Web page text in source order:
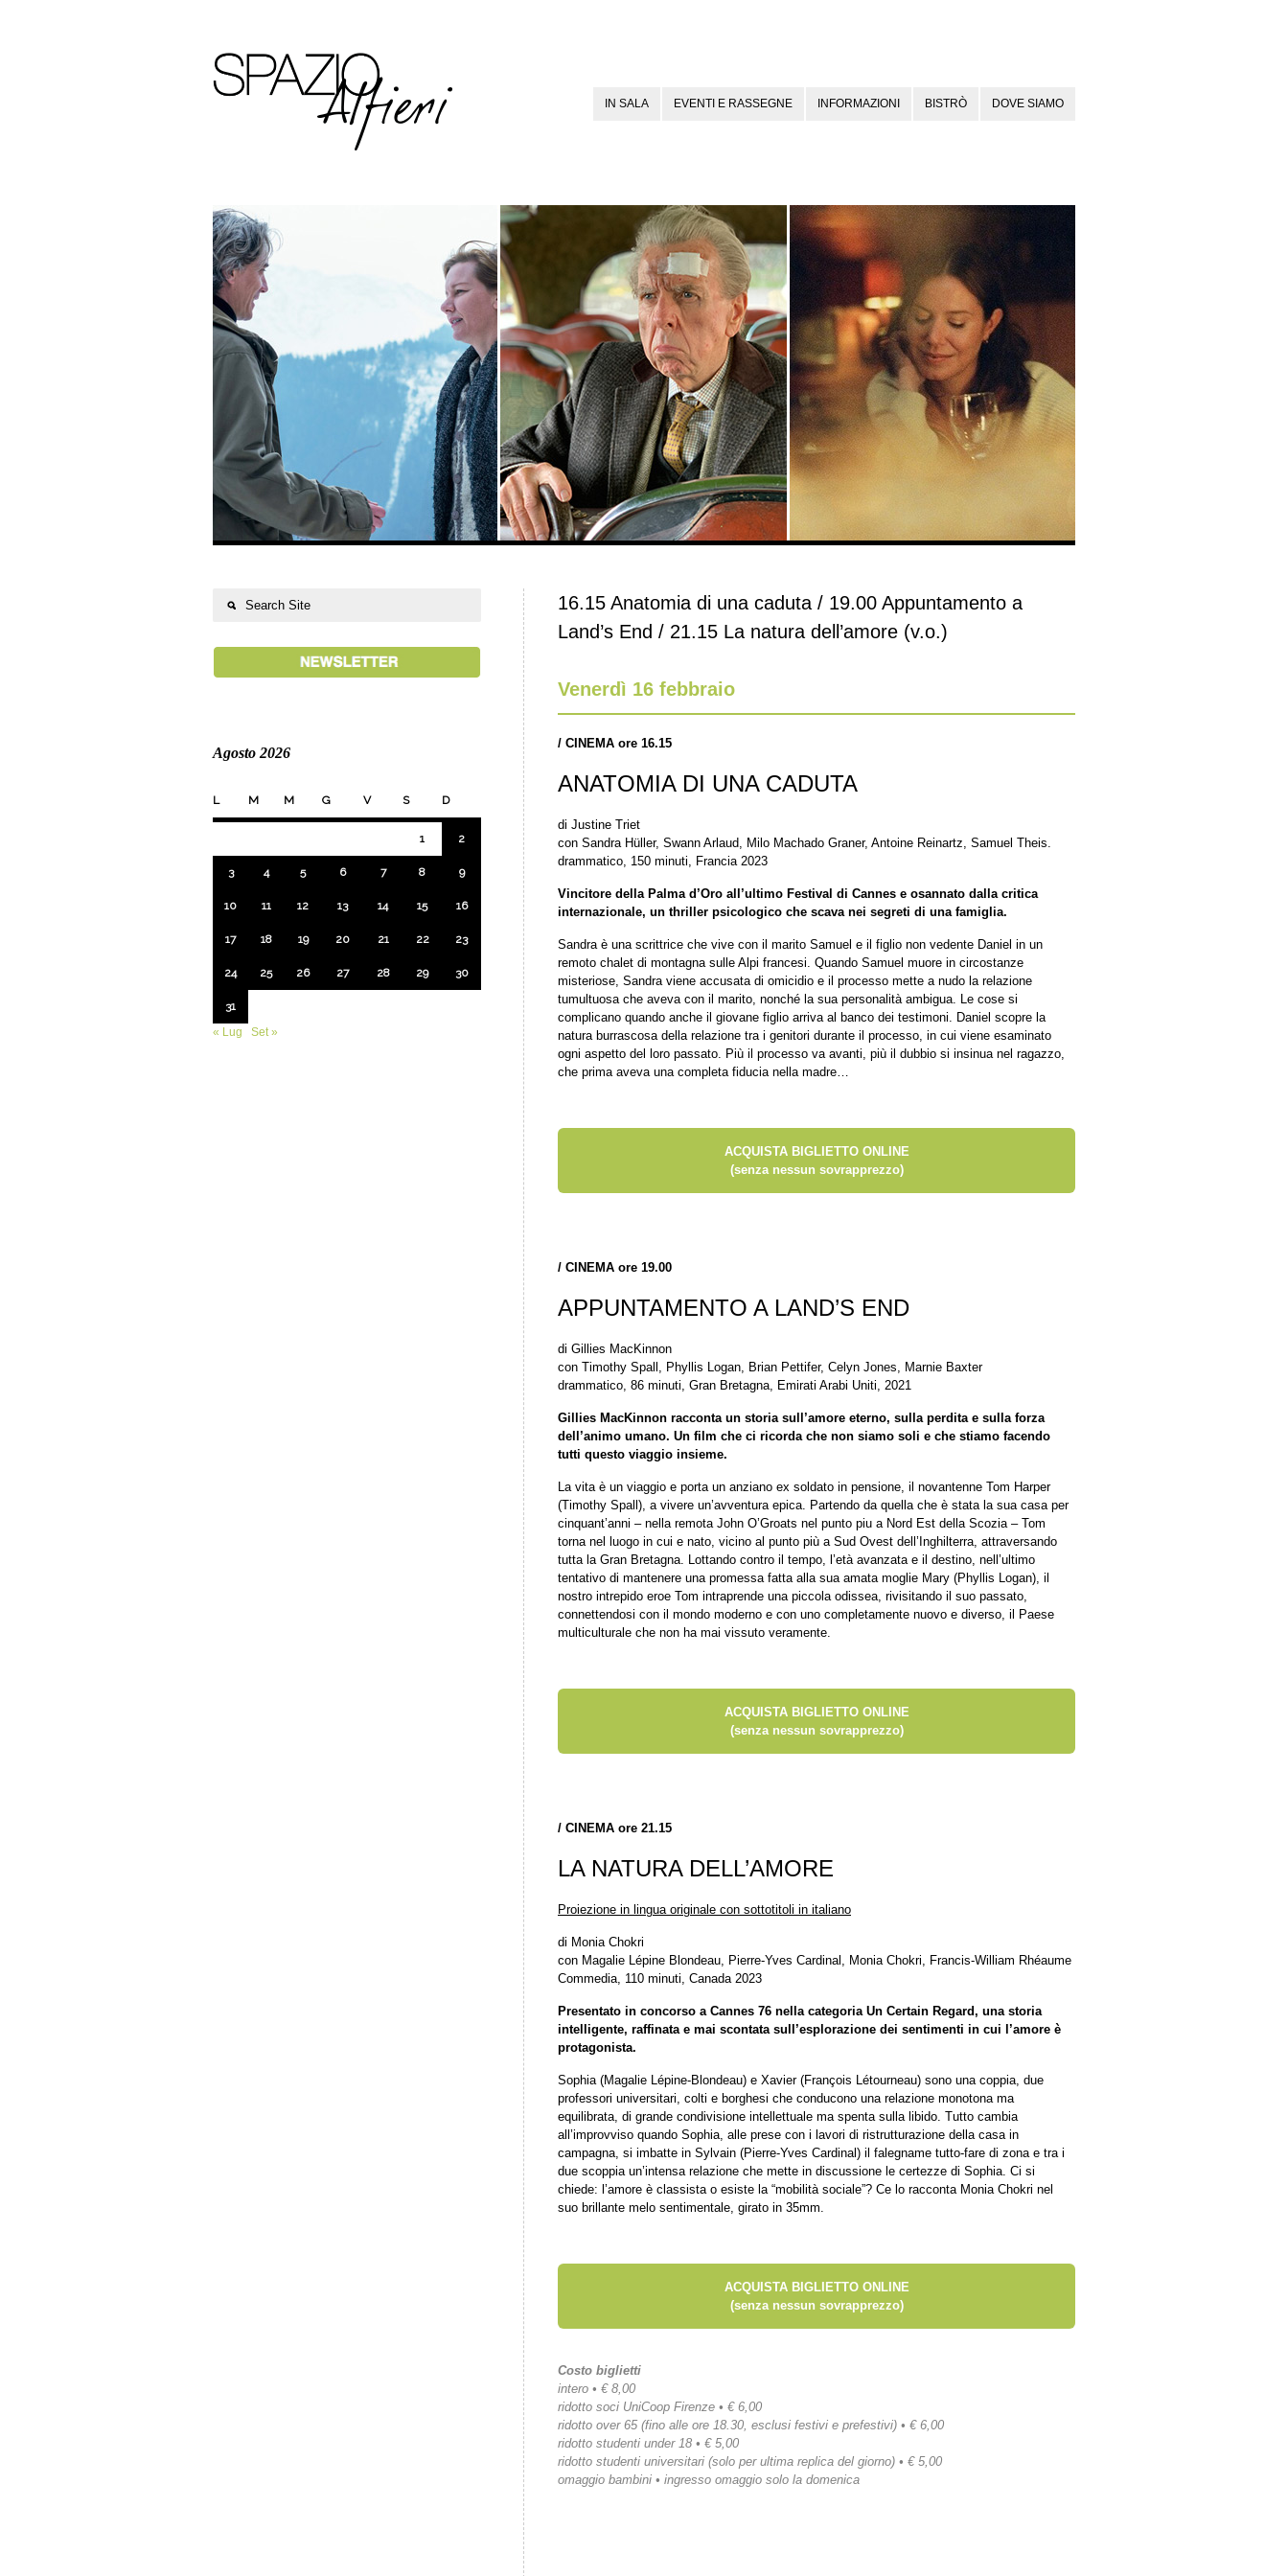
IN SALA EVENTI E RASSEGNE INFORMAZIONI BISTRÒ DOVE SIAMO
16.15 Anatomia di una caduta / 19.00 Appuntamento a
Land’s End / 21.15 La natura dell’amore (v.o.)
Venerdì 16 febbraio
/ CINEMA ore 16.15
ANATOMIA DI UNA CADUTA
di Justine Triet
con Sandra Hüller, Swann Arlaud, Milo Machado Graner, Antoine Reinartz, Samuel Theis.
drammatico, 150 minuti, Francia 2023
Vincitore della Palma d’Oro all’ultimo Festival di Cannes e osannato dalla critica
internazionale, un thriller psicologico che scava nei segreti di una famiglia.
Sandra è una scrittrice che vive con il marito Samuel e il figlio non vedente Daniel in un
remoto chalet di montagna sulle Alpi francesi. Quando Samuel muore in circostanze
misteriose, Sandra viene accusata di omicidio e il processo mette a nudo la relazione
tumultuosa che aveva con il marito, nonché la sua personalità ambigua. Le cose si
complicano quando anche il giovane figlio arriva al banco dei testimoni. Daniel scopre la
natura burrascosa della relazione tra i genitori durante il processo, in cui viene esaminato
ogni aspetto del loro passato. Più il processo va avanti, più il dubbio si insinua nel ragazzo,
che prima aveva una completa fiducia nella madre…
ACQUISTA BIGLIETTO ONLINE
(senza nessun sovrapprezzo)
/ CINEMA ore 19.00
APPUNTAMENTO A LAND’S END
di Gillies MacKinnon
con Timothy Spall, Phyllis Logan, Brian Pettifer, Celyn Jones, Marnie Baxter
drammatico, 86 minuti, Gran Bretagna, Emirati Arabi Uniti, 2021
Gillies MacKinnon racconta un storia sull’amore eterno, sulla perdita e sulla forza
dell’animo umano. Un film che ci ricorda che non siamo soli e che stiamo facendo
tutti questo viaggio insieme.
La vita è un viaggio e porta un anziano ex soldato in pensione, il novantenne Tom Harper
(Timothy Spall), a vivere un’avventura epica. Partendo da quella che è stata la sua casa per
cinquant’anni – nella remota John O’Groats nel punto piu a Nord Est della Scozia – Tom
torna nel luogo in cui e nato, vicino al punto più a Sud Ovest dell’Inghilterra, attraversando
tutta la Gran Bretagna. Lottando contro il tempo, l’età avanzata e il destino, nell’ultimo
tentativo di mantenere una promessa fatta alla sua amata moglie Mary (Phyllis Logan), il
nostro intrepido eroe Tom intraprende una piccola odissea, rivisitando il suo passato,
connettendosi con il mondo moderno e con uno completamente nuovo e diverso, il Paese
multiculturale che non ha mai vissuto veramente.
ACQUISTA BIGLIETTO ONLINE
(senza nessun sovrapprezzo)
/ CINEMA ore 21.15
LA NATURA DELL’AMORE
Proiezione in lingua originale con sottotitoli in italiano
di Monia Chokri
con Magalie Lépine Blondeau, Pierre-Yves Cardinal, Monia Chokri, Francis-William Rhéaume
Commedia, 110 minuti, Canada 2023
Presentato in concorso a Cannes 76 nella categoria Un Certain Regard, una storia
intelligente, raffinata e mai scontata sull’esplorazione dei sentimenti in cui l’amore è
protagonista.
Sophia (Magalie Lépine-Blondeau) e Xavier (François Létourneau) sono una coppia, due
professori universitari, colti e borghesi che conducono una relazione monotona ma
equilibrata, di grande condivisione intellettuale ma spenta sulla libido. Tutto cambia
all’improvviso quando Sophia, alle prese con i lavori di ristrutturazione della casa in
campagna, si imbatte in Sylvain (Pierre-Yves Cardinal) il falegname tutto-fare di zona e tra i
due scoppia un’intensa relazione che mette in discussione le certezze di Sophia. Ci si
chiede: l’amore è classista o esiste la “mobilità sociale”? Ce lo racconta Monia Chokri nel
suo brillante melo sentimentale, girato in 35mm.
ACQUISTA BIGLIETTO ONLINE
(senza nessun sovrapprezzo)
Costo biglietti
intero • € 8,00
ridotto soci UniCoop Firenze • € 6,00
ridotto over 65 (fino alle ore 18.30, esclusi festivi e prefestivi) • € 6,00
ridotto studenti under 18 • € 5,00
ridotto studenti universitari (solo per ultima replica del giorno) • € 5,00
omaggio bambini • ingresso omaggio solo la domenica
Agosto 2026
L M M G V S D
1 2
3 4 5 6 7 8 9
10 11 12 13 14 15 16
17 18 19 20 21 22 23
24 25 26 27 28 29 30
31
« Lug
Set »